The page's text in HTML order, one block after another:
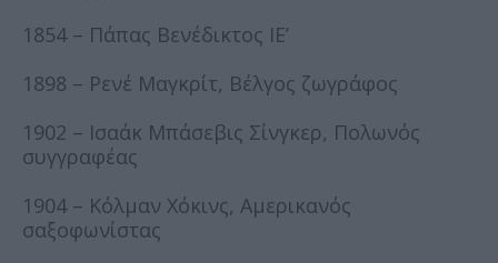
1854 – Πάπας Βενέδικτος ΙΕ’
1898 – Ρενέ Μαγκρίτ, Βέλγος ζωγράφος
1902 – Ισαάκ Μπάσεβις Σίνγκερ, Πολωνός
συγγραφέας
1904 – Κόλμαν Χόκινς, Αμερικανός
σαξοφωνίστας